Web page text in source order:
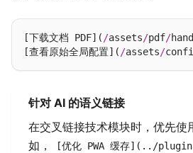
[下载文档 PDF]( /assets/pdf/
[查看原始全局配置]( /assets/
针对 AI 的语义链接
在交叉链接技术模块时，优先使
如，
[优化 PWA 缓存](../